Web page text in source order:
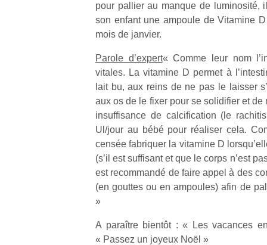
pour pallier au manque de luminosité,
son enfant une ampoule de Vitamine
mois de janvier.
Parole d’expert« Comme leur nom
vitales. La vitamine D permet à
lait bu, aux reins de ne pas le laisser
aux os de le fixer pour se solidifier et de
insuffisance de calcification (le
Ul/jour au bébé pour réaliser cela.
censée fabriquer la vitamine D
(s’il est suffisant et que le corps n’est
est recommandé de faire appel à des
(en gouttes ou en ampoules) afin de
»
A paraître bientôt : « Les vacances
« Passez un joyeux Noël »